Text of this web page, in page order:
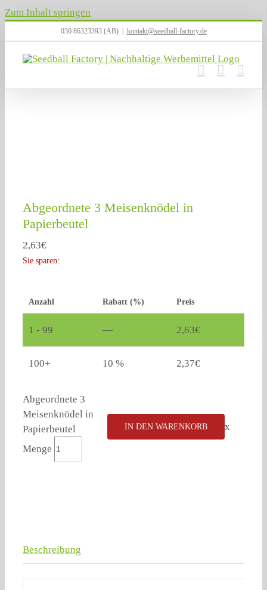
Zum Inhalt springen
030 86323393 (AB) kontakt@seedball-factory.de
Abgeordnete 3 Meisenknödel in
Papierbeutel
2,63€
Sie sparen:
Anzahl Rabatt (%) Preis
1 - 99 — 2,63€
100+ 10 % 2,37€
Abgeordnete 3
Meisenknödel in
Papierbeutel
Menge
IN DEN WARENKORB x
Beschreibung